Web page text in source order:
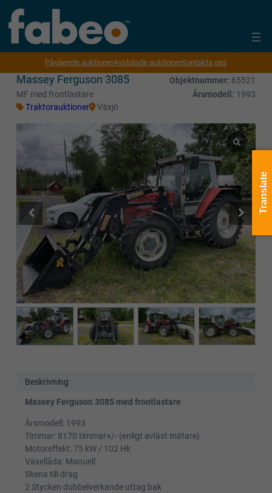
Pågående auktionerAvslutade auktionerKontakta oss
Massey Ferguson 3085 Objektnummer: 65521
MF med frontlastare
Årsmodell: 1993
Traktorauktioner
Växjö
Beskrivning
Massey Ferguson 3085 med frontlastare
Årsmodell: 1993
Timmar: 8170 timmar+/- (enligt avläst mätare)
Motoreffekt: 75 kW / 102 Hk
Växellåda: Manuell
Skena till drag
2 Stycken dubbelverkande uttag bak
Translate